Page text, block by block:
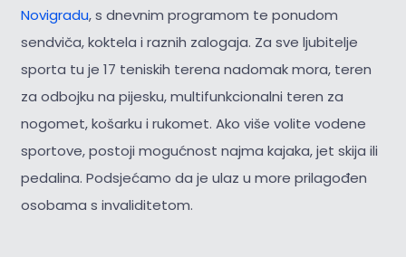
Novigradu, s dnevnim programom te ponudom
sendviča, koktela i raznih zalogaja. Za sve ljubitelje
sporta tu je 17 teniskih terena nadomak mora, teren
za odbojku na pijesku, multifunkcionalni teren za
nogomet, košarku i rukomet. Ako više volite vodene
sportove, postoji mogućnost najma kajaka, jet skija ili
pedalina. Podsjećamo da je ulaz u more prilagođen
osobama s invaliditetom.